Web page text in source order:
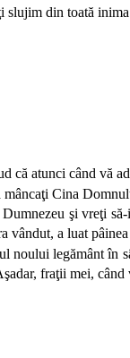
slujim din toată
că atunci când vă
mâncaţi Cina
şi vreţi
vândut, a luat
noului legământ în
fraţii mei, când